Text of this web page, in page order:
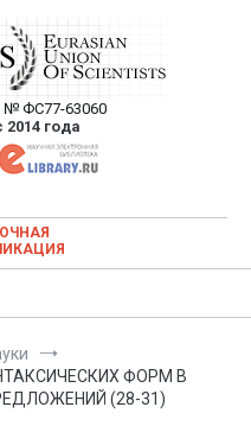
Ученых —
статей в
журнале
ФС77-63060
2014 года
научных статей в
журнале
ФОРМ В
(28-31)